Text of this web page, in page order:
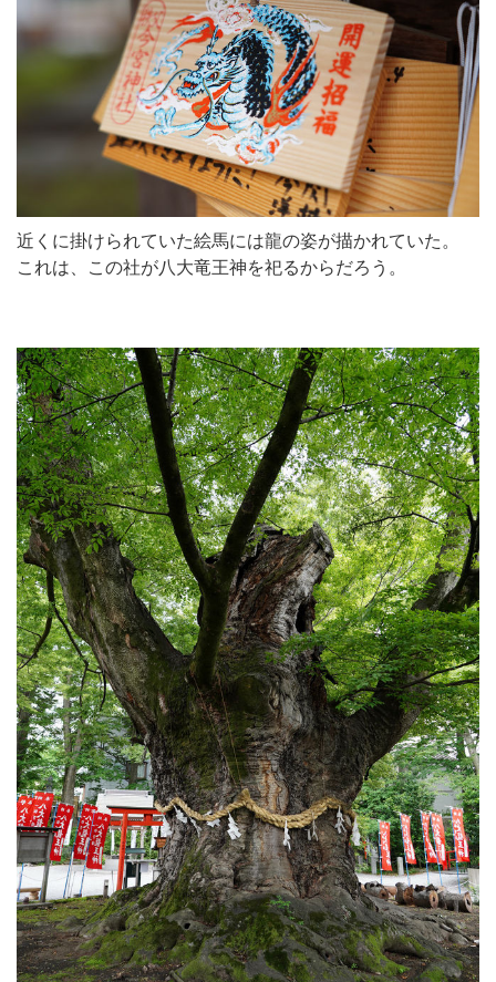
近くに掛けられていた絵馬には龍の姿が描かれていた。
これは、この社が八大竜王神を祀るからだろう。